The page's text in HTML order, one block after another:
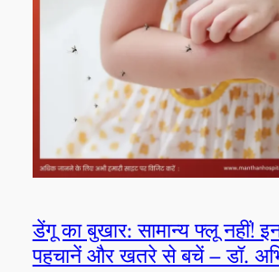
डेंगू का बुखार: सामान्य फ्लू नहीं!
पहचानें और खतरे से बचें – डॉ.